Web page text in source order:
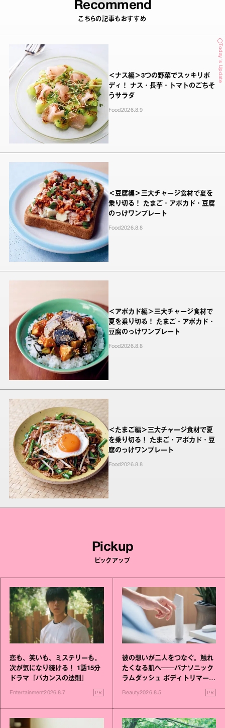
Recommend
こちらの記事もおすすめ
Today's Update
＜ナス編＞3つの野菜でスッキリボ
ディ！ ナス・長芋・トマトのごちそ
うサラダ
Food2026.8.9
＜豆腐編＞三大チャージ食材で夏を
乗り切る！ たまご・アボカド・豆腐
のっけワンプレート
Food2026.8.8
＜アボカド編＞三大チャージ食材で
夏を乗り切る！ たまご・アボカド・
豆腐のっけワンプレート
Food2026.8.8
＜たまご編＞三大チャージ食材で夏
を乗り切る！ たまご・アボカド・豆
腐のっけワンプレート
Food2026.8.8
Pickup
ピックアップ
恋も、笑いも、ミステリーも。
次が気になり続ける！ 1話15分
ドラマ『バカンスの法則』
Entertainment2026.8.7 PR
彼の想いが二人をつなぐ。触れ
たくなる肌へ──パナソニック
ラムダッシュ ボディトリマーが
Beauty2026.8.5 PR